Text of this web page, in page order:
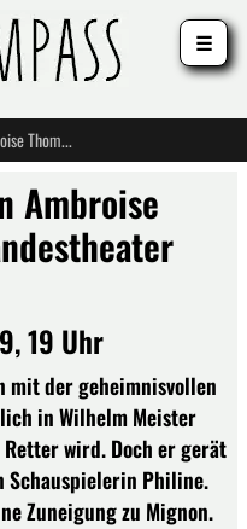
"Mignon" - Oper von Ambroise Thomas - Tiroler Landestheater Innsbruck
Ambroise
19 Uhr
mit der geheimnisvollen
in Wilhelm Meister
wird. Doch er gerät
Schauspielerin Philine.
Zuneigung zu Mignon.
☰